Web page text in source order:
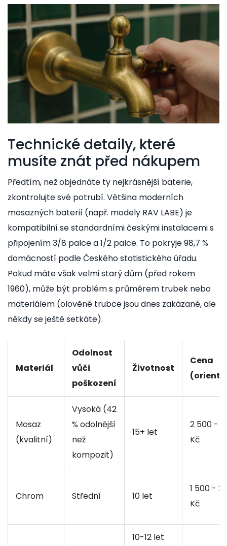
Technické detaily, které
musíte znát před nákupem
Předtím, než objednáte ty nejkrásnější baterie,
zkontrolujte své potrubí. Většina moderních
mosazných baterií (např. modely RAV LABE) je
kompatibilní se standardními českými instalacemi s
připojením 3/8 palce a 1/2 palce. To pokryje 98,7 %
domácností podle Českého statistického úřadu.
Pokud máte však velmi starý dům (před rokem
1960), může být problém s průměrem trubek nebo
materiálem (olověné trubce jsou dnes zakázané, ale
někdy se ještě setkáte).
Materiál
Odolnost
vůči
poškození
Životnost
Cena
Mosaz
(kvalitní)
Vysoká (42
% odolnější
než
kompozit)
15+ let
2 500 -
Kč
Chrom Střední 10 let
1 500 - 2
Kč
10-12 let